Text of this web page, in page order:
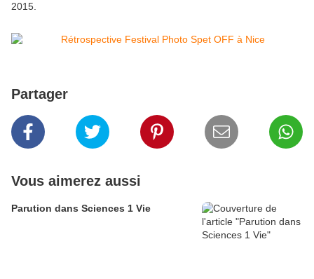
2015.
Partager
Vous aimerez aussi
Parution dans Sciences 1 Vie